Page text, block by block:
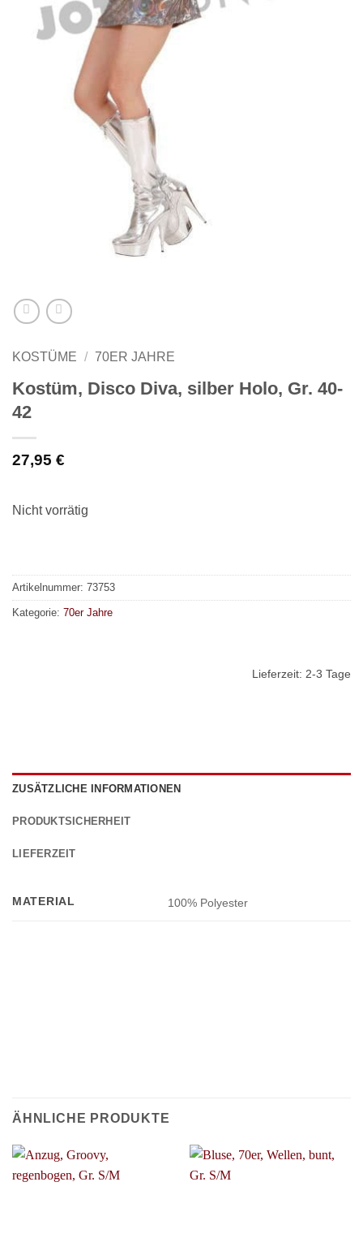
KOSTÜME / 70ER JAHRE
Kostüm, Disco Diva, silber Holo, Gr. 40-
42
27,95 €
Nicht vorrätig
Artikelnummer: 73753
Kategorie: 70er Jahre
Lieferzeit: 2-3 Tage
ZUSÄTZLICHE INFORMATIONEN
PRODUKTSICHERHEIT
LIEFERZEIT
MATERIAL 100% Polyester
ÄHNLICHE PRODUKTE